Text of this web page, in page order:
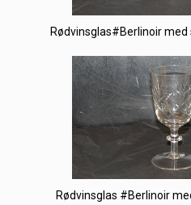
Rødvinsglas#Berlinoir
Rødvinsglas #Berlinoir